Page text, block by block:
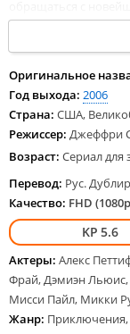
Алекса – судьба
подряд онлайн
полностью на
Оригинальное
Год выхода: 2006
Страна: США,
Режиссер: Джеффри
Возраст: Сериал для
Перевод: Рус.
Качество: FHD
5.6
Актеры: Алекс
Фрай, Дэмиэн
Мисси Пайл, Микки
Жанр: